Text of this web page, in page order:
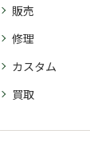
販売
修理
カスタム
買取